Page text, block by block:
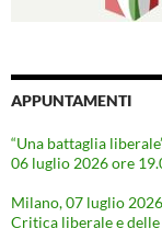
APPUNTAMENTI
“Una battaglia
06 luglio 2026 ore
Milano, 07 luglio
Critica liberale e